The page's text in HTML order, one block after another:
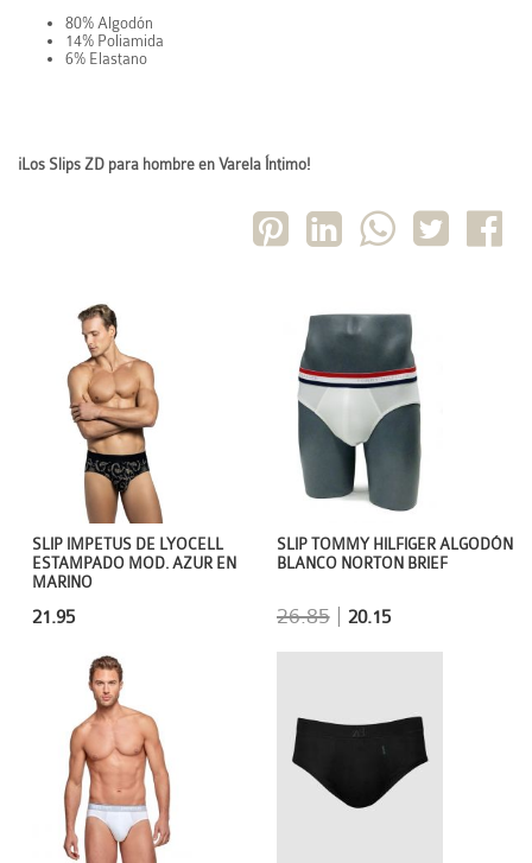
80% Algodón
14% Poliamida
6% Elastano
¡Los Slips ZD para hombre en Varela Íntimo!
SLIP TOMMY HILFIGER ALGODÓN
BLANCO NORTON BRIEF
26.85| 20.15
SLIP IMPETUS DE LYOCELL
ESTAMPADO MOD. AZUR EN
MARINO
21.95